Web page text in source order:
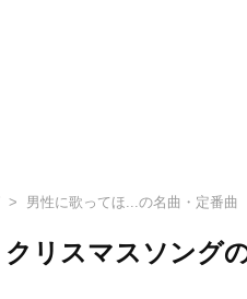
男性に歌ってほ...の名曲・定番曲
リスマスソング